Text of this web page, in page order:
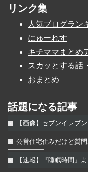
リンク集
人気ブログラン
にゅーれす
キチママまとめ
スカッとする話
おまとめ
話題になる記事
【画像】セブンイレブ
公営住宅住みだけど質問
【速報】『睡眠時間』